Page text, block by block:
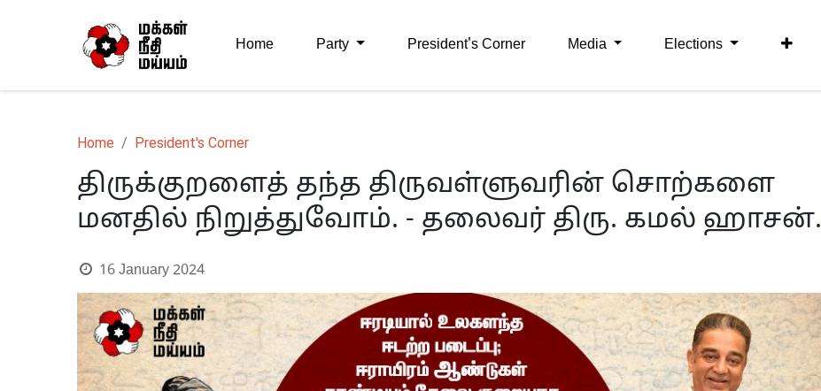
Home Party President's Corner Media Elections
Home President's Corner
திருக்குறளைத் தந்த திருவள்ளுவரின் சொற்களை
மனதில் நிறுத்துவோம். - தலைவர் திரு. கமல் ஹாசன்.
16 January 2024